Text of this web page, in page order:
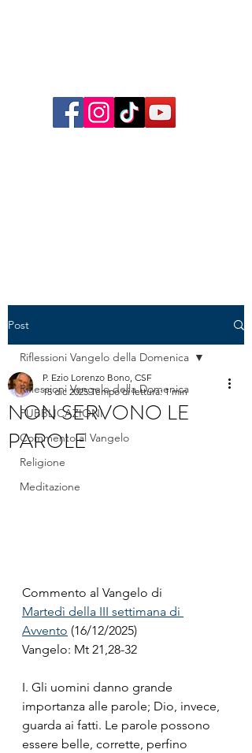
Post
Riflessioni Vangelo della Domenica
PUBBLICAZIONI
Commento al Vangelo
Religione
Meditazione
Riflessioni Vangelo della Domenica
NON SERVONO LE
PAROLE
P. Ezio Lorenzo Bono, CSF
15 dic 2025 Tempo di lettura: 1 min
Commento al Vangelo di
Martedì della III settimana di
Avvento (16/12/2025)
Vangelo: Mt 21,28-32
I. Gli uomini danno grande
importanza alle parole; Dio, invece,
guarda ai fatti. Le parole possono
essere belle, corrette, perfino